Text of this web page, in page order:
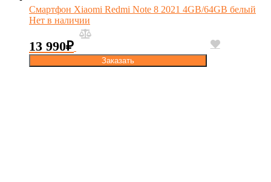
Смартфон Xiaomi Redmi Note 8 2021 4GB/64GB белый
Нет в наличии
13 990₽
Заказать